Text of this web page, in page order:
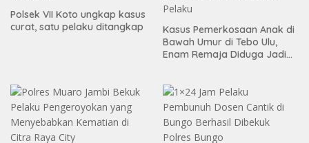
Polsek VII Koto ungkap kasus
curat, satu pelaku ditangkap
Kasus Pemerkosaan Anak di
Bawah Umur di Tebo Ulu,
Enam Remaja Diduga Jadi